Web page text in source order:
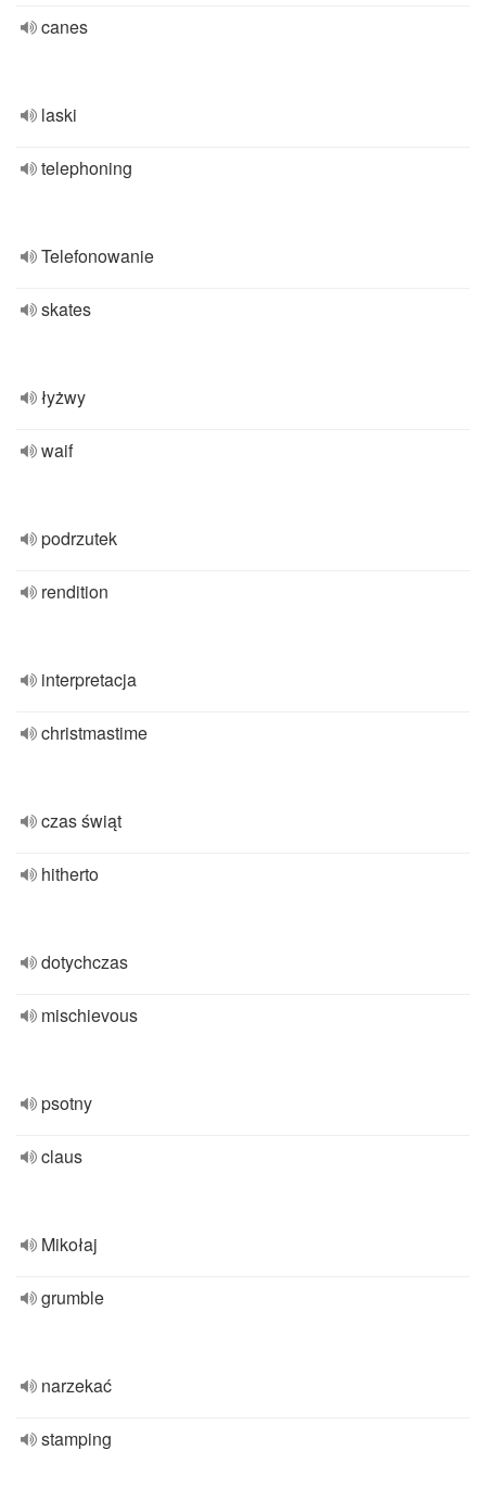
canes
laski
telephoning
Telefonowanie
skates
łyżwy
waif
podrzutek
rendition
interpretacja
christmastime
czas świąt
hitherto
dotychczas
mischievous
psotny
claus
Mikołaj
grumble
narzekać
stamping